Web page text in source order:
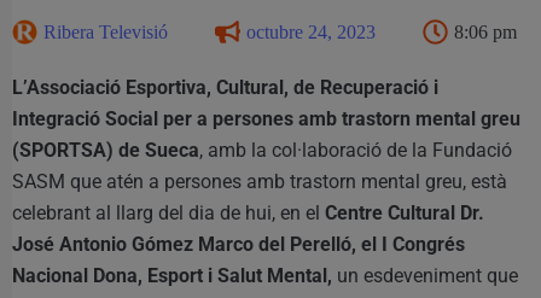
Ribera Televisió octubre 24, 2023 8:06 pm
L’Associació Esportiva, Cultural, de Recuperació i
Integració Social per a persones amb trastorn mental greu
(SPORTSA) de Sueca, amb la col·laboració de la Fundació
SASM que atén a persones amb trastorn mental greu, està
celebrant al llarg del dia de hui, en el Centre Cultural Dr.
José Antonio Gómez Marco del Perelló, el I Congrés
Nacional Dona, Esport i Salut Mental, un esdeveniment que